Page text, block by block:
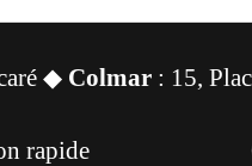
◆ Colmar : 15,
rapide